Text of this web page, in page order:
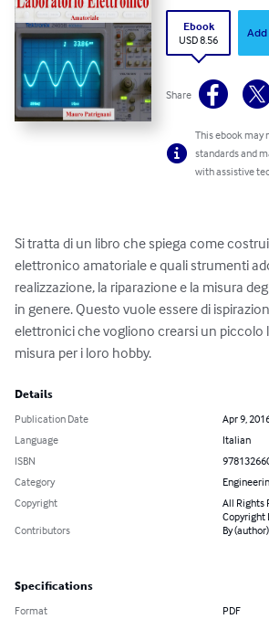
Ebook
USD 8.56
Share
This ebook
standards and
with assistive
Si tratta di un libro che spiega come
elettronico amatoriale e quali strumenti
realizzazione, la riparazione e la misura
in genere. Questo vuole essere di
elettronici che vogliono crearsi un piccolo
misura per i loro hobby.
Details
Publication Date
Apr 9,
Language
Italian
ISBN
Category
Copyright
All Rights
Copyright
Contributors
By
Specifications
Format PDF